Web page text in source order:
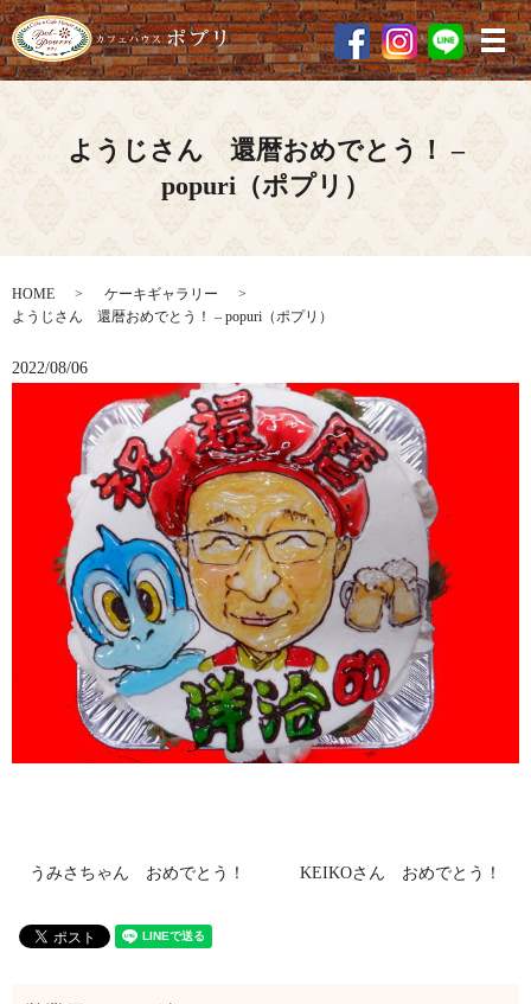
メ
ようじさん 還暦おめでとう！ –
popuri（ポプリ）
HOME
ケーキギャラリー
ようじさん 還暦おめでとう！ – popuri（ポプリ）
2022/08/06
うみさちゃん おめでとう！ KEIKOさん おめでとう！